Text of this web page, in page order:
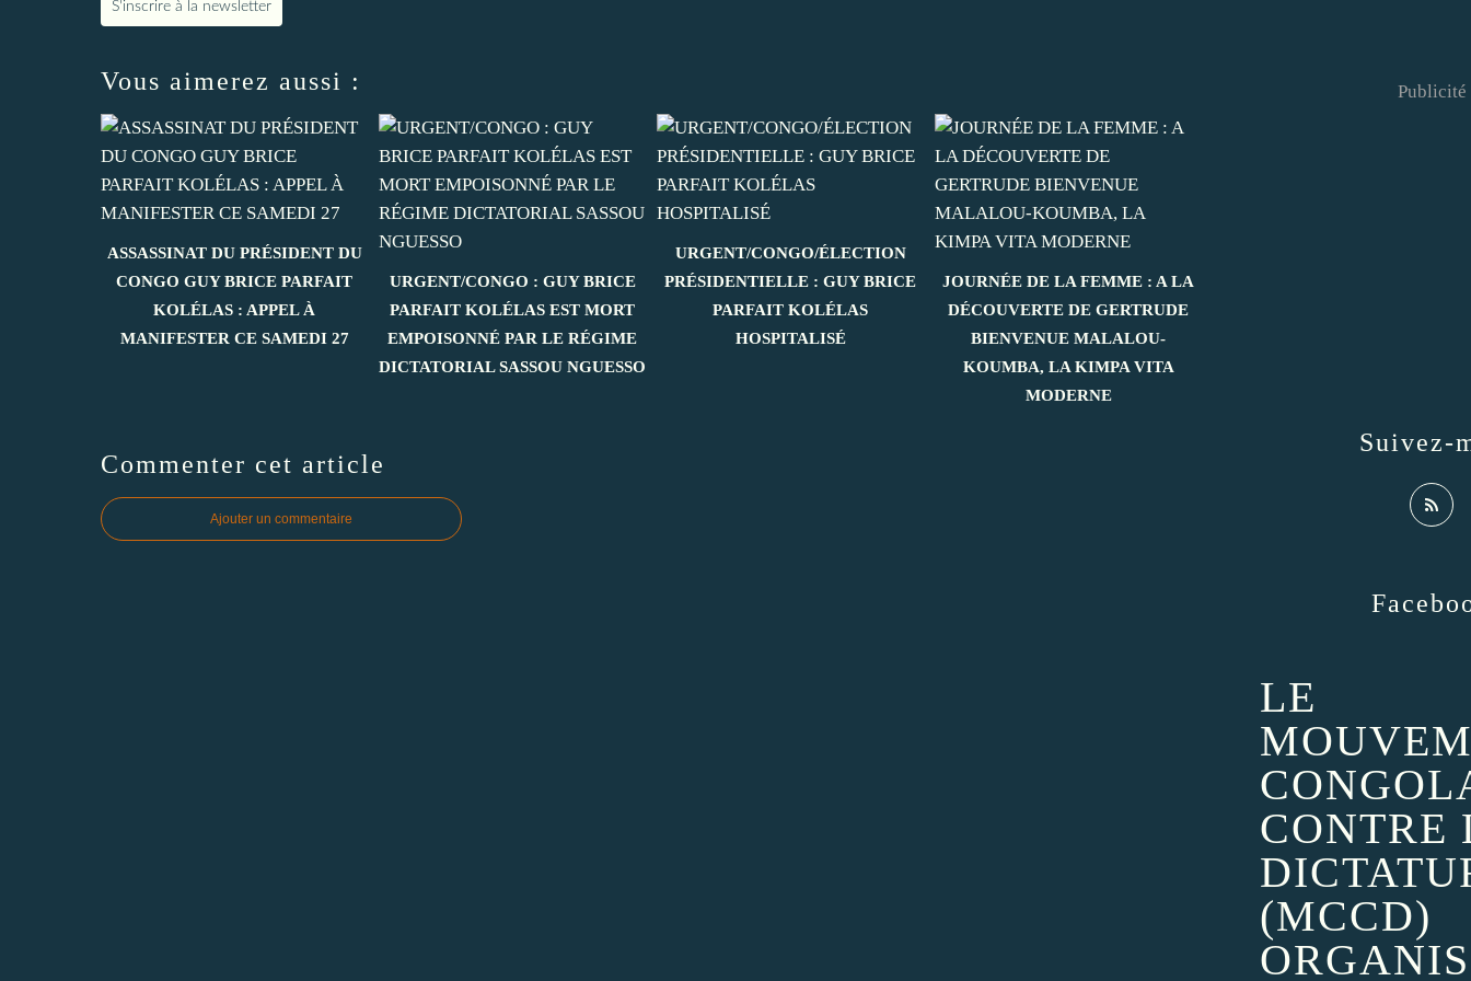
S'inscrire à la newsletter
Vous aimerez aussi :
ASSASSINAT DU PRÉSIDENT DU
CONGO GUY BRICE PARFAIT
KOLÉLAS : APPEL À
MANIFESTER CE SAMEDI 27
URGENT/CONGO : GUY BRICE
PARFAIT KOLÉLAS EST MORT
EMPOISONNÉ PAR LE RÉGIME
DICTATORIAL SASSOU NGUESSO
URGENT/CONGO/ÉLECTION
PRÉSIDENTIELLE : GUY BRICE
PARFAIT KOLÉLAS
HOSPITALISÉ
JOURNÉE DE LA FEMME : A LA
DÉCOUVERTE DE GERTRUDE
BIENVENUE MALALOU-
KOUMBA, LA KIMPA VITA
MODERNE
Commenter cet article
Ajouter un commentaire
Suivez-
LE
CONTRE
(MCCD)
Publicité